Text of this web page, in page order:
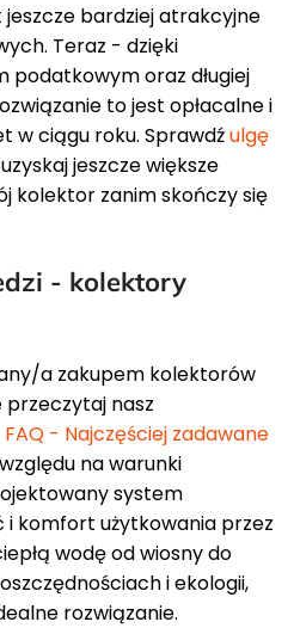
bardziej atrakcyjne
Teraz - dzięki
podatkowym oraz długiej
to jest opłacalne i
w ciągu roku. Sprawdźulgę
jeszcze większe
kolektor zanim skończy się
- kolektory
a zakupem kolektorów
przeczytaj nasz
FAQ - Najczęściej zadawane
na warunki
system
i komfort użytkowania przez
wodę od wiosny do
i ekologii,
rozwiązanie.